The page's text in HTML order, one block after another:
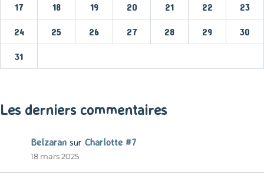
17 18 19 20 21 22 23
24 25 26 27 28 29 30
31
Les derniers commentaires
Belzaran sur Charlotte #7
18 mars 2025